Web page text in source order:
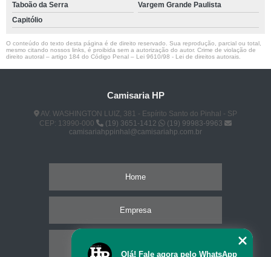
Taboão da Serra
Vargem Grande Paulista
Capitólio
O conteúdo do texto desta página é de direito reservado. Sua reprodução, parcial ou total,
mesmo citando nossos links, é proibida sem a autorização do autor. Crime de violação de
direito autoral – artigo 184 do Código Penal – Lei 9610/98 - Lei de direitos autorais
Camisaria HP
AV. WASHINGTON LUIZ, 381 - Espírito Santo do Pinhal - SP
CEP: 13990-000
(19) 3651-1412
(19) 99983-9963
camisariahppinhal@camisariahp.com.br
Home
Empresa
Olá! Fale agora pelo WhatsApp